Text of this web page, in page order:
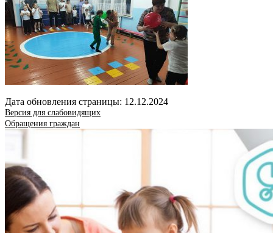
Дата обновления страницы: 12.12.2024
Версия для слабовидящих
Обращения граждан